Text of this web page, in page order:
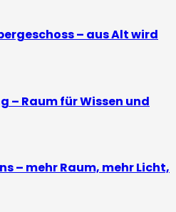
– aus Alt wird
– Raum für Wissen und
– mehr Raum, mehr Licht,